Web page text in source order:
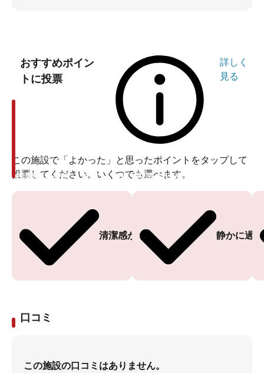
おすすめポイン
トに投票
詳しく
見る
この施設で「よかった」と思ったポイントをタップして
投票してください。いくつでも選べます。
清潔感がある
投票ありがとうございます
静かに過
投票ありがとうございます
口コミ
この施設の口コミはありません。